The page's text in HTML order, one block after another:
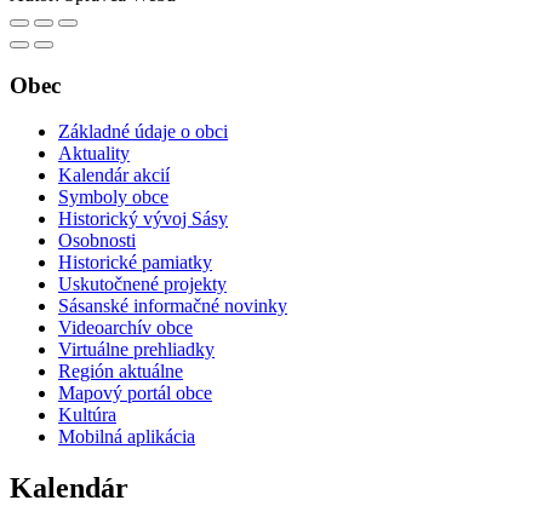
Obec
Základné údaje o obci
Aktuality
Kalendár akcií
Symboly obce
Historický vývoj Sásy
Osobnosti
Historické pamiatky
Uskutočnené projekty
Sásanské informačné novinky
Videoarchív obce
Virtuálne prehliadky
Región aktuálne
Mapový portál obce
Kultúra
Mobilná aplikácia
Kalendár